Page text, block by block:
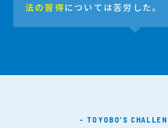
法の習得については苦労した。
- TOYOBO’S